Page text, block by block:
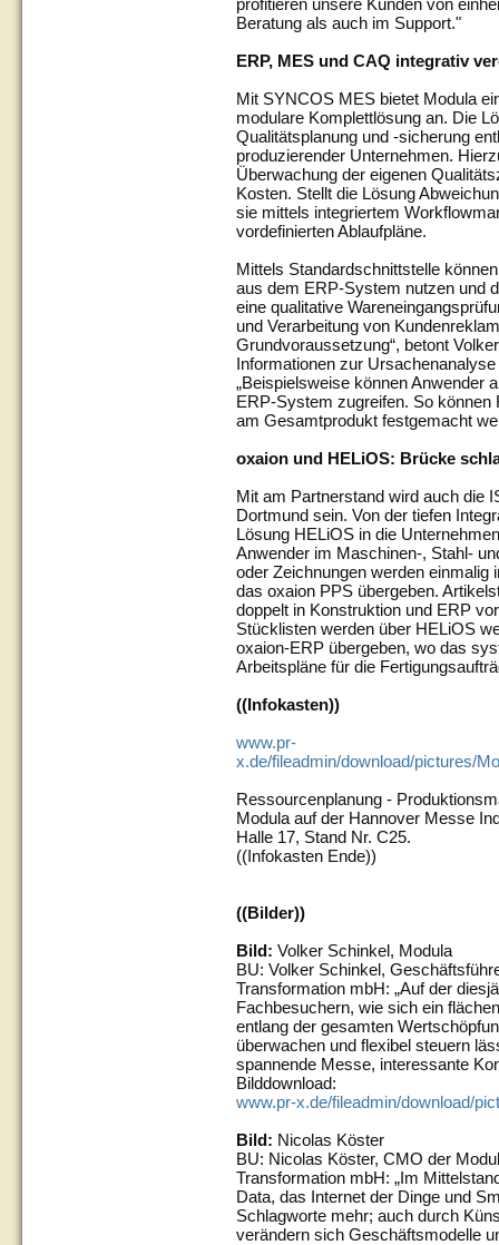
profitieren unsere Kunden von
Beratung als auch im Support."
ERP, MES und CAQ integrativ
Mit SYNCOS MES bietet Modula
modulare Komplettlösung an. Die
Qualitätsplanung und -sicherung
produzierender Unternehmen.
Überwachung der eigenen
Kosten. Stellt die Lösung
sie mittels integriertem
vordefinierten Ablaufpläne.
Mittels Standardschnittstelle
aus dem ERP-System nutzen und
eine qualitative
und Verarbeitung von
Grundvoraussetzung“, betont
Informationen zur
„Beispielsweise können Anwender
ERP-System zugreifen. So können
am Gesamtprodukt festgemacht
oxaion und HELiOS: Brücke
Mit am Partnerstand wird auch die
Dortmund sein. Von der tiefen
Lösung HELiOS in die
Anwender im Maschinen-, Stahl-
oder Zeichnungen werden
das oxaion PPS übergeben.
doppelt in Konstruktion und ERP
Stücklisten werden über HELiOS
oxaion-ERP übergeben, wo das
Arbeitspläne für die
((Infokasten))
www.pr-
x.de/fileadmin/download/pictures/
Ressourcenplanung -
Modula auf der Hannover Messe
Halle 17, Stand Nr. C25.
((Infokasten Ende))
((Bilder))
Bild: Volker Schinkel, Modula
BU: Volker Schinkel,
Transformation mbH: „Auf der
Fachbesuchern, wie sich ein
entlang der gesamten
überwachen und flexibel steuern
spannende Messe, interessante
Bilddownload:
www.pr-x.de/fileadmin/download/
Bild: Nicolas Köster
BU: Nicolas Köster, CMO der
Transformation mbH: „Im
Data, das Internet der Dinge und
Schlagworte mehr; auch durch
verändern sich Geschäftsmodelle